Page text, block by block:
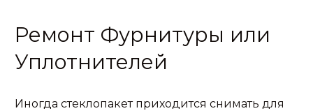
Ремонт Фурнитуры или
Уплотнителей
Иногда стеклопакет приходится снимать для